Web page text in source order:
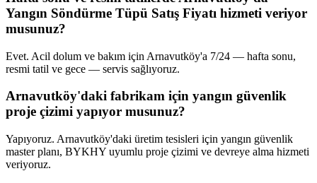
Yangın Söndürme Tüpü Satış Fiyatı hizmeti veriyor
musunuz?
Evet. Acil dolum ve bakım için Arnavutköy'a 7/24 — hafta sonu,
resmi tatil ve gece — servis sağlıyoruz.
Arnavutköy'daki fabrikam için yangın güvenlik
proje çizimi yapıyor musunuz?
Yapıyoruz. Arnavutköy'daki üretim tesisleri için yangın güvenlik
master planı, BYKHY uyumlu proje çizimi ve devreye alma hizmeti
veriyoruz.